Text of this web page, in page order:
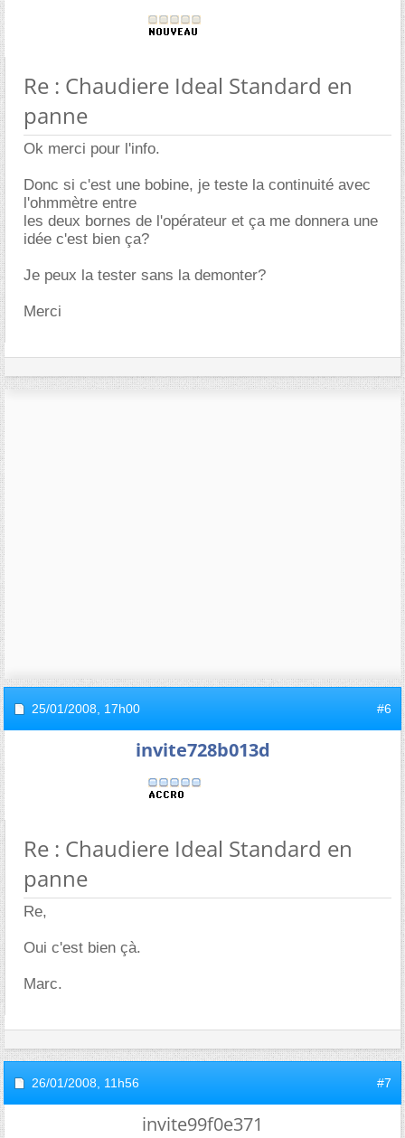
Re : Chaudiere Ideal Standard en
panne
Ok merci pour l'info.
Donc si c'est une bobine, je teste la continuité avec
l'ohmmètre entre
les deux bornes de l'opérateur et ça me donnera une
idée c'est bien ça?
Je peux la tester sans la demonter?
Merci
25/01/2008, 17h00 #6
invite728b013d
Re : Chaudiere Ideal Standard en
panne
Re,
Oui c'est bien çà.
Marc.
26/01/2008, 11h56 #7
invite99f0e371